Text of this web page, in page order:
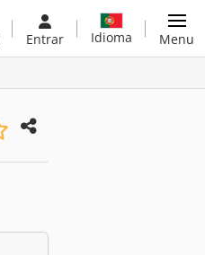
Entrar Idioma Menu